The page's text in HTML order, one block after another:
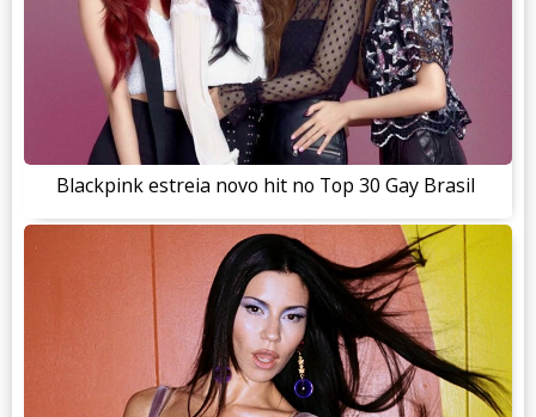
Blackpink estreia novo hit no Top 30 Gay Brasil